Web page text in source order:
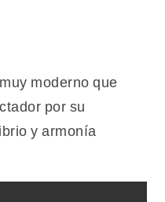
moderno que
por su
y armonía